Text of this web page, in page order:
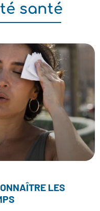
santé
LES